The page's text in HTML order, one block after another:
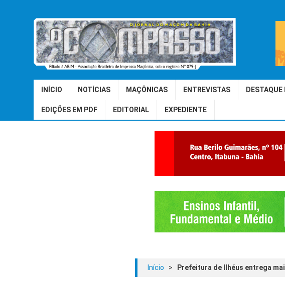
INÍCIO NOTÍCIAS MAÇÔNICAS ENTREVISTAS
EDIÇÕES EM PDF EDITORIAL EXPEDIENTE
Início > Prefeitura de Ilhéus entrega